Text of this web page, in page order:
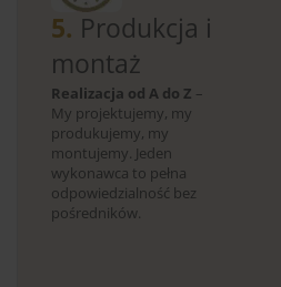
5. Produkcja i
montaż
Realizacja od A do Z –
My projektujemy, my
produkujemy, my
montujemy. Jeden
wykonawca to pełna
odpowiedzialność bez
pośredników.